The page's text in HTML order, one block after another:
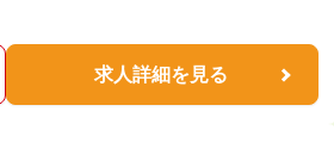
求人詳細を見る